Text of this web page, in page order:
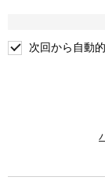
次回から自動